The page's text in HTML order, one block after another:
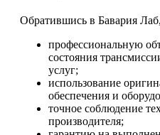
Обратившись в Бавария
профессиональную
состояния
услуг;
использование
обеспечения и
точное соблюдение
производителя;